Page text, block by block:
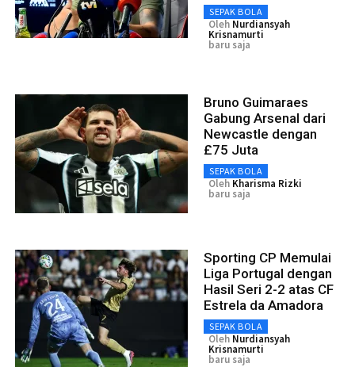
SEPAK BOLA
Oleh Nurdiansyah
Krisnamurti
baru saja
Bruno Guimaraes
Gabung Arsenal dari
Newcastle dengan
£75 Juta
SEPAK BOLA
Oleh Kharisma Rizki
baru saja
Sporting CP Memulai
Liga Portugal dengan
Hasil Seri 2-2 atas CF
Estrela da Amadora
SEPAK BOLA
Oleh Nurdiansyah
Krisnamurti
baru saja